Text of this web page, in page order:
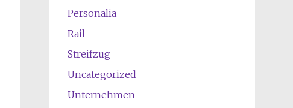
Personalia
Rail
Streifzug
Uncategorized
Unternehmen